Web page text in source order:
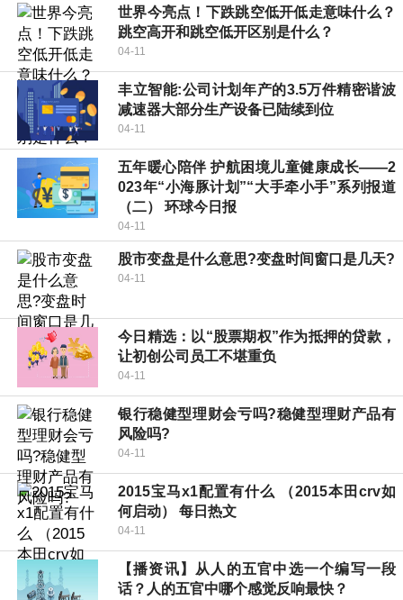
世界今亮点！下跌跳空低开低走意味什么？
跳空高开和跳空低开区别是什么？
04-11
丰立智能:公司计划年产的3.5万件精密谐波
减速器大部分生产设备已陆续到位
04-11
五年暖心陪伴 护航困境儿童健康成长——2
023年“小海豚计划”“大手牵小手”系列报道
（二） 环球今日报
04-11
股市变盘是什么意思?变盘时间窗口是几天?
04-11
今日精选：以“股票期权”作为抵押的贷款，
让初创公司员工不堪重负
04-11
银行稳健型理财会亏吗?稳健型理财产品有
风险吗?
04-11
2015宝马x1配置有什么 （2015本田crv如
何启动） 每日热文
04-11
【播资讯】从人的五官中选一个编写一段
话？人的五官中哪个感觉反响最快？